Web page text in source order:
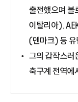
출전했으며 볼
이탈리아),
(덴마크) 등 유
그의 갑작스러
축구계 전역에